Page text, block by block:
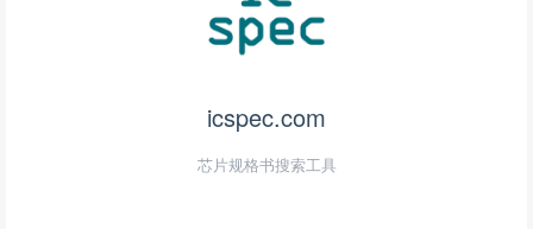
icspec.com
芯片规格书搜索工具